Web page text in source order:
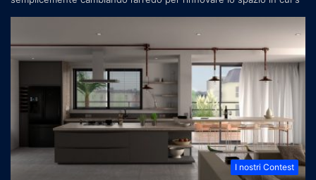
I nostri Contest